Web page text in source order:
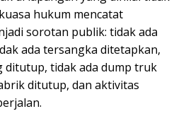
hukum mencatat
sorotan publik: tidak ada
ada tersangka ditetapkan,
ditutup, tidak ada dump truk
ditutup, dan aktivitas